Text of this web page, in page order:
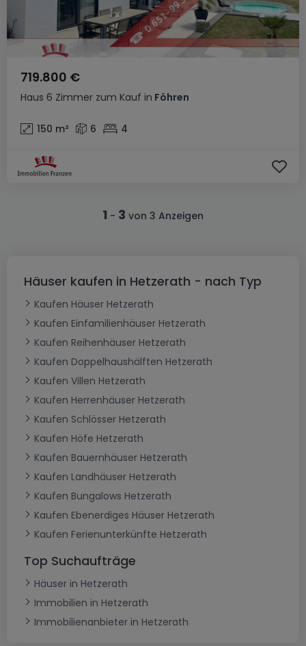
Haus 6 Zimmer zum Kauf in Föhren
719.800 €
150 m² 6 4
1 - 3 von 3 Anzeigen
Häuser kaufen in Hetzerath - nach Typ
Kaufen Häuser Hetzerath
Kaufen Einfamilienhäuser Hetzerath
Kaufen Reihenhäuser Hetzerath
Kaufen Doppelhaushälften Hetzerath
Kaufen Villen Hetzerath
Kaufen Herrenhäuser Hetzerath
Kaufen Schlösser Hetzerath
Kaufen Höfe Hetzerath
Kaufen Bauernhäuser Hetzerath
Kaufen Landhäuser Hetzerath
Kaufen Bungalows Hetzerath
Kaufen Ebenerdiges Häuser Hetzerath
Kaufen Ferienunterkünfte Hetzerath
Top Suchaufträge
Häuser in Hetzerath
Immobilien in Hetzerath
Immobilienanbieter in Hetzerath